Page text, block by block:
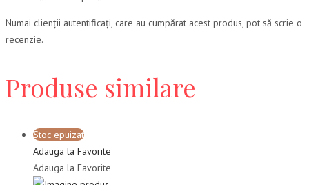
Numai clienții autentificați, care au cumpărat acest produs, pot să scrie o
recenzie.
Produse similare
Stoc epuizat
Adauga la Favorite
Adauga la Favorite